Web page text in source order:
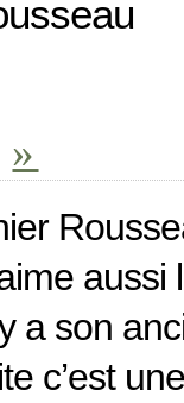
»
a son
c’est